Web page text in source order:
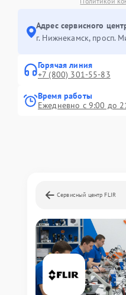
Адрес сервисного
г. Нижнекамск, просп.
Горячая линия
+7 (800) 301-55-83
Время работы
Ежедневно с 9:00 до
Сервисный центр FLIR